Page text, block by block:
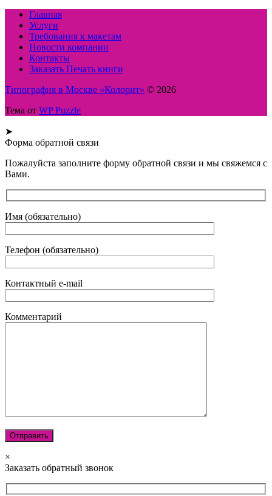
Главная
Услуги
Требования к макетам
Новости компании
Контакты
Заказать Печать книги
Типография в Москве «Колорит» © 2026
Тема от WP Puzzle
➤
Форма обратной связи
Пожалуйста заполните форму обратной связи и мы свяжемся с
Вами.
Имя (обязательно)
Телефон (обязательно)
Контактный e-mail
Комментарий
×
Заказать обратный звонок